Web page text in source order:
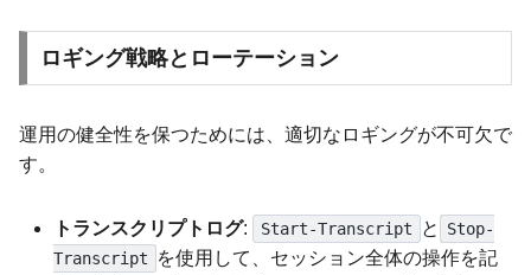
ロギング戦略とローテーション
運用の健全性を保つためには、適切なロギングが不可欠で
す。
トランスクリプトログ: Start-Transcript と
Stop-
Transcript
を使用して、セッション全体の操作を記